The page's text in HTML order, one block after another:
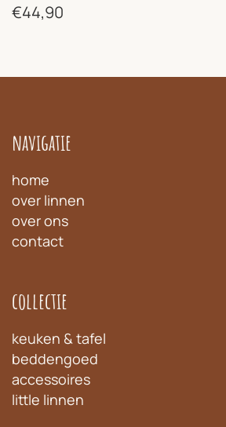
€44,90
navigatie
home
over linnen
over ons
contact
collectie
keuken & tafel
beddengoed
accessoires
little linnen